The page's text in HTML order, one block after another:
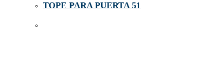
TOPE PARA PUERTA 51